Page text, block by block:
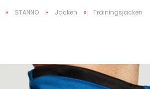
» STANNO » Jacken » Trainingsjacken